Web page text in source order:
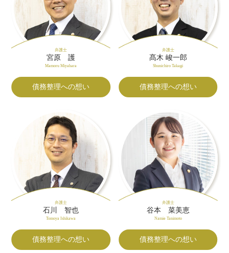
弁護士
宮原 護
Mamoru Miyahara
債務整理への想い
弁護士
髙木 峻一郎
Shunichiro Takagi
債務整理への想い
弁護士
石川 智也
Tomoya Ishikawa
債務整理への想い
弁護士
谷本 菜美恵
Namie Tanimoto
債務整理への想い